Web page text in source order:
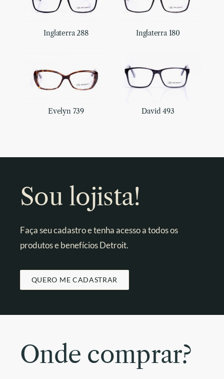
Inglaterra 288 Inglaterra 180
Evelyn 739 David 493
Sou lojista!
Faça seu cadastro e tenha acesso a todos os
produtos e benefícios Detroit.
QUERO ME CADASTRAR
Onde comprar?